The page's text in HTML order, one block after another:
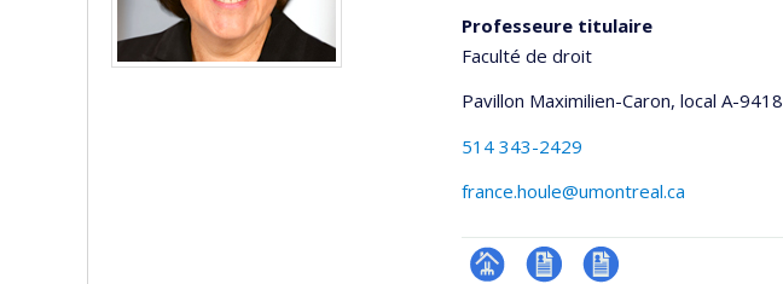
Professeure titulaire
Faculté de droit
Pavillon Maximilien-Caron, local A-9418
514 343-2429
france.houle@umontreal.ca